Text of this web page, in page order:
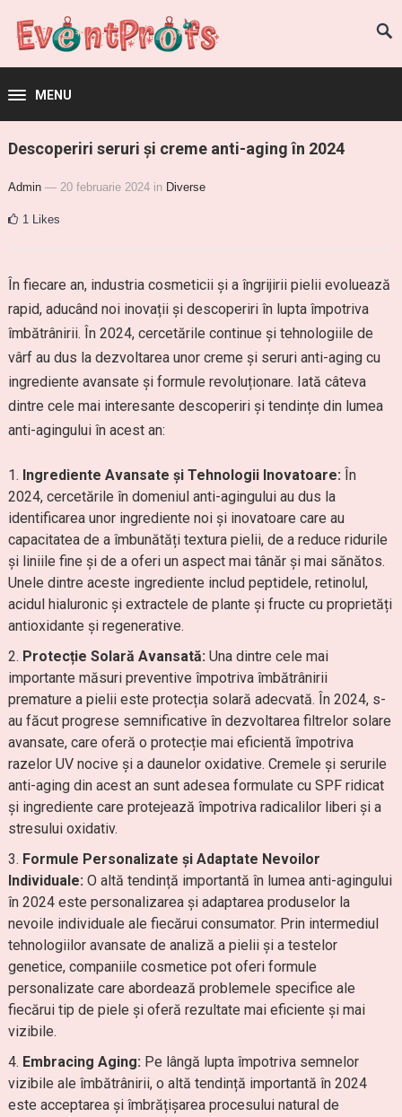
MENU
Descoperiri seruri și creme anti-aging în 2024
Admin — 20 februarie 2024 in Diverse
1 Likes
În fiecare an, industria cosmeticii și a îngrijirii pielii evoluează
rapid, aducând noi inovații și descoperiri în lupta împotriva
îmbătrânirii. În 2024, cercetările continue și tehnologiile de
vârf au dus la dezvoltarea unor creme și seruri anti-aging cu
ingrediente avansate și formule revoluționare. Iată câteva
dintre cele mai interesante descoperiri și tendințe din lumea
anti-agingului în acest an:
Ingrediente Avansate și Tehnologii Inovatoare: În
2024, cercetările în domeniul anti-agingului au dus la
identificarea unor ingrediente noi și inovatoare care au
capacitatea de a îmbunătăți textura pielii, de a reduce ridurile
și liniile fine și de a oferi un aspect mai tânăr și mai sănătos.
Unele dintre aceste ingrediente includ peptidele, retinolul,
acidul hialuronic și extractele de plante și fructe cu proprietăți
antioxidante și regenerative.
Protecție Solară Avansată: Una dintre cele mai
importante măsuri preventive împotriva îmbătrânirii
premature a pielii este protecția solară adecvată. În 2024, s-
au făcut progrese semnificative în dezvoltarea filtrelor solare
avansate, care oferă o protecție mai eficientă împotriva
razelor UV nocive și a daunelor oxidative. Cremele și serurile
anti-aging din acest an sunt adesea formulate cu SPF ridicat
și ingrediente care protejează împotriva radicalilor liberi și a
stresului oxidativ.
Formule Personalizate și Adaptate Nevoilor
Individuale: O altă tendință importantă în lumea anti-agingului
în 2024 este personalizarea și adaptarea produselor la
nevoile individuale ale fiecărui consumator. Prin intermediul
tehnologiilor avansate de analiză a pielii și a testelor
genetice, companiile cosmetice pot oferi formule
personalizate care abordează problemele specifice ale
fiecărui tip de piele și oferă rezultate mai eficiente și mai
vizibile.
Embracing Aging: Pe lângă lupta împotriva semnelor
vizibile ale îmbătrânirii, o altă tendință importantă în 2024
este acceptarea și îmbrățișarea procesului natural de